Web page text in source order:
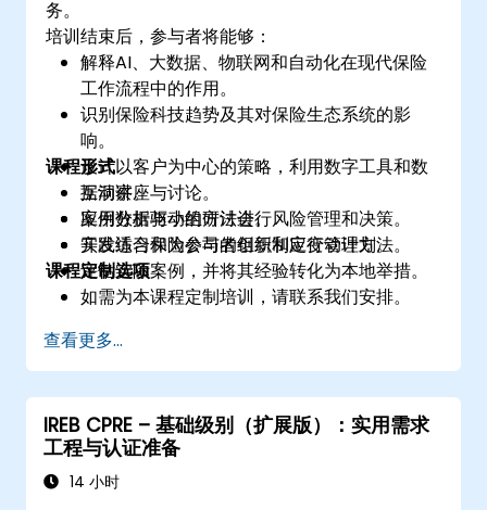
务。
培训结束后，参与者将能够：
解释AI、大数据、物联网和自动化在现代保险
工作流程中的作用。
识别保险科技趋势及其对保险生态系统的影
响。
设计以客户为中心的策略，利用数字工具和数
据洞察。
应用数据驱动的方法进行风险管理和决策。
开发适合保险公司的创新和应变管理方法。
评估实际案例，并将其经验转化为本地举措。
课程形式
互动讲座与讨论。
案例分析与小组研讨会。
实践练习和为参与者组织制定行动计划。
课程定制选项
如需为本课程定制培训，请联系我们安排。
查看更多...
IREB CPRE – 基础级别（扩展版）：实用需求
工程与认证准备
14 小时